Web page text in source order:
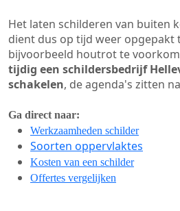
Het laten schilderen van buiten
dient dus op tijd weer opgepakt
bijvoorbeeld houtrot te
tijdig een schildersbedrijf
schakelen, de agenda's zitten
Ga direct naar:
Werkzaamheden schilder
Soorten oppervlaktes
Kosten van een schilder
Offertes vergelijken